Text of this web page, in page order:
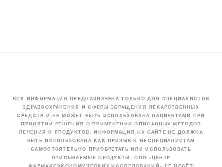
ВСЯ ИНФОРМАЦИЯ ПРЕДНАЗНАЧЕНА ТОЛЬКО ДЛЯ СПЕЦИАЛИСТОВ
ЗДРАВООХРАНЕНИЯ И СФЕРЫ ОБРАЩЕНИЯ ЛЕКАРСТВЕННЫХ
СРЕДСТВ И НЕ МОЖЕТ БЫТЬ ИСПОЛЬЗОВАНА ПАЦИЕНТАМИ ПРИ
ПРИНЯТИИ РЕШЕНИЯ О ПРИМЕНЕНИИ ОПИСАННЫХ МЕТОДОВ
ЛЕЧЕНИЯ И ПРОДУКТОВ. ИНФОРМАЦИЯ НА САЙТЕ НЕ ДОЛЖНА
БЫТЬ ИСПОЛЬЗОВАНА КАК ПРИЗЫВ К НЕСПЕЦИАЛИСТАМ
САМОСТОЯТЕЛЬНО ПРИОБРЕТАТЬ ИЛИ ИСПОЛЬЗОВАТЬ
ОПИСЫВАЕМЫЕ ПРОДУКТЫ. ООО «ЦЕНТР